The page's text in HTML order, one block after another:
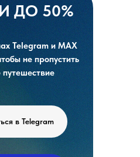
ДО 50%
Telegram и MAX
не пропустить
путешествие
в Telegram